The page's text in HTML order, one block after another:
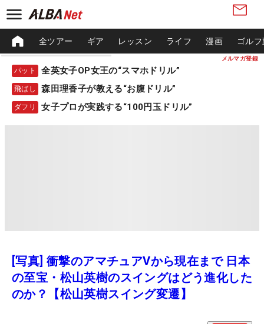
メルマガ登録
全ツアー ギア レッスン ライフ 漫画 ゴル
パット 全英女子OP女王の“スマホドリル”
飛ばし 森田理香子が教える“お腹ドリル”
ダフリ 女子プロが実践する“100円玉ドリル”
[写真] 衝撃のアマチュアVから現在まで 日本
の至宝・松山英樹のスイングはどう進化した
のか？【松山英樹スイング変遷】